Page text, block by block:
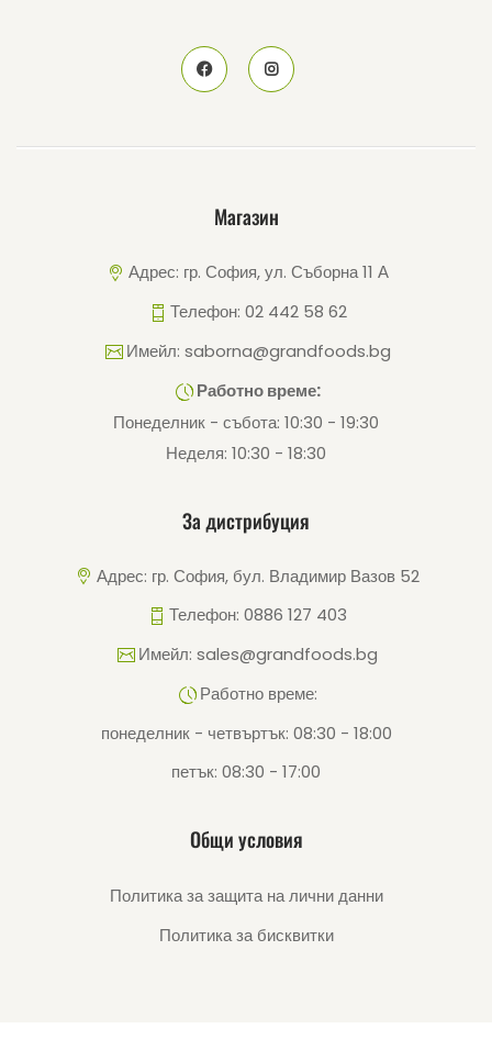
Магазин
Адрес: гр. София, ул. Съборна 11 А
Телефон: 02 442 58 62
Имейл: saborna@grandfoods.bg
Работно време:
Понеделник - събота: 10:30 - 19:30
Неделя: 10:30 - 18:30
За дистрибуция
Адрес: гр. София, бул. Владимир Вазов 52
Телефон: 0886 127 403
Имейл: sales@grandfoods.bg
Работно време:
понеделник - четвъртък: 08:30 - 18:00
петък: 08:30 - 17:00
Общи условия
Политика за защита на лични данни
Политика за бисквитки